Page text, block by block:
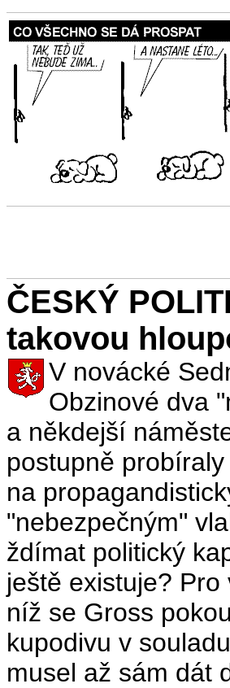
ČESKÝ
takovou
V novácké
Obzinové dva
a někdejší
postupně
na
"nebezpečným"
ždímat politický
ještě existuje?
níž se Gross
kupodivu v
musel až sám dát